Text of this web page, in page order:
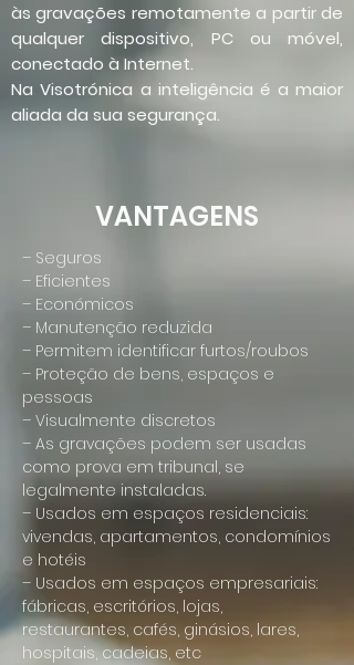
às gravações remotamente a partir de
qualquer dispositivo, PC ou móvel,
conectado à Internet.
Na Visotrónica a inteligência é a maior
aliada da sua segurança.
VANTAGENS
– Seguros
– Eficientes
– Económicos
– Manutenção reduzida
– Permitem identificar furtos/roubos
– Proteção de bens, espaços e
pessoas
– Visualmente discretos
– As gravações podem ser usadas
como prova em tribunal, se
legalmente instaladas.
– Usados em espaços residenciais:
vivendas, apartamentos, condomínios
e hotéis
– Usados em espaços empresariais:
fábricas, escritórios, lojas,
restaurantes, cafés, ginásios, lares,
hospitais, cadeias, etc